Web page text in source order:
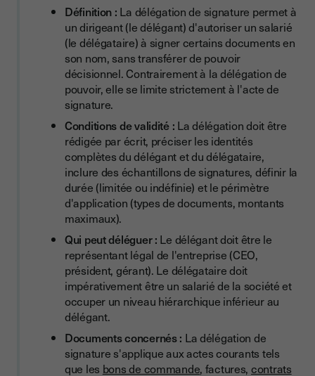
Engagement de la responsabilité de l'entreprise
Actes signés irréguliers ou contestables
Exposition à des contentieux en cas d'abus
Absence de traçabilité et difficultés probatoires
Conclusion
Définition : La délégation de signature permet à
un dirigeant (le délégant) d'autoriser un salarié
(le délégataire) à signer certains documents en
son nom, sans transférer de pouvoir
décisionnel. Contrairement à la délégation de
pouvoir, elle se limite strictement à l'acte de
signature.
Conditions de validité : La délégation doit être
rédigée par écrit, préciser les identités
complètes du délégant et du délégataire,
inclure des échantillons de signatures, définir la
durée (limitée ou indéfinie) et le périmètre
d'application (types de documents, montants
maximaux).
Qui peut déléguer : Le délégant doit être le
représentant légal de l'entreprise (CEO,
président, gérant). Le délégataire doit
impérativement être un salarié de la société et
occuper un niveau hiérarchique inférieur au
délégant.
Documents concernés : La délégation de
signature s'applique aux actes courants tels
que les bons de commande, factures, contrats